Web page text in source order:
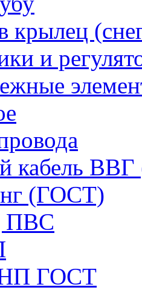
крылец
и
кабель
(ГОСТ)
ПВС
ГОСТ